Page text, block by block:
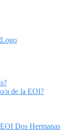
a de la EOI?
Dos Hermanas